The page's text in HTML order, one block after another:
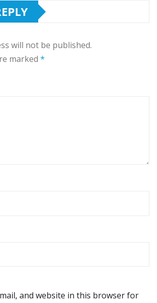
will not be published.
marked *
and website in this browser for